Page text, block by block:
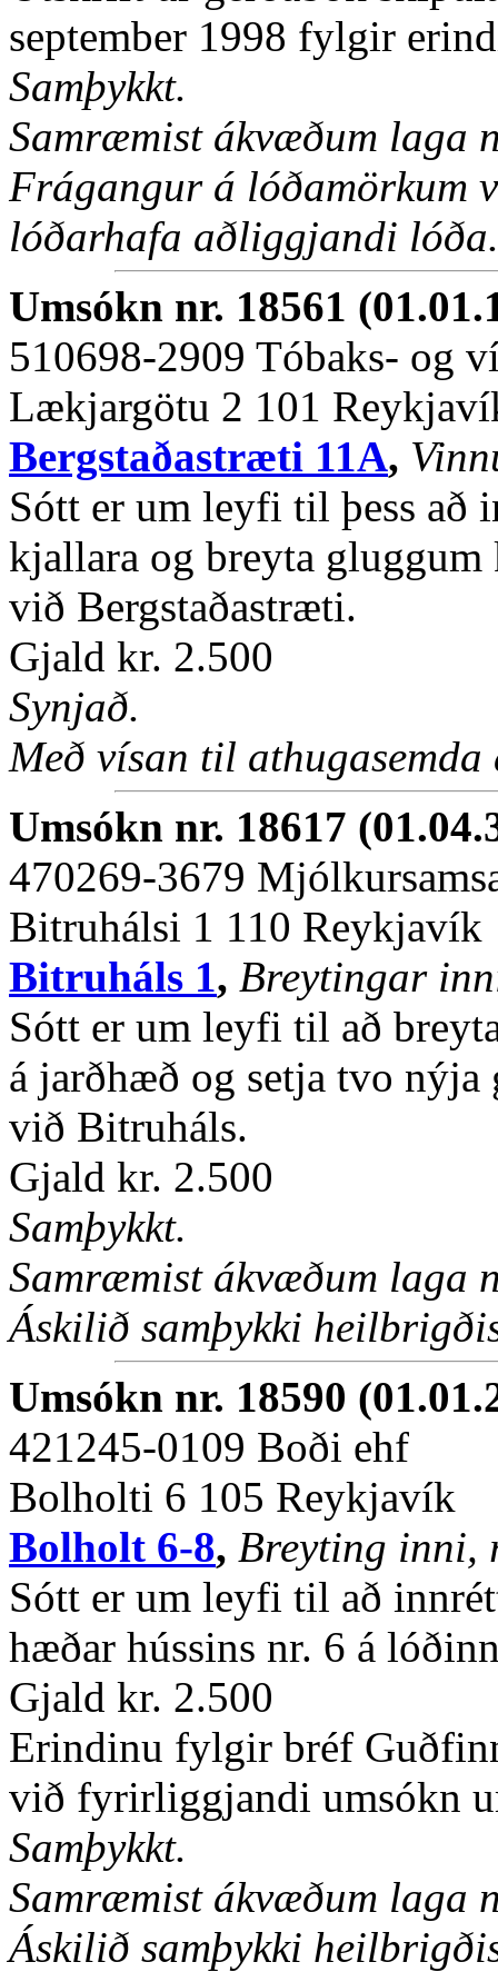
september 1998 fylgir
Samþykkt.
Samræmist ákvæðum laga
Frágangur á lóðamörkum
lóðarhafa aðliggjandi lóða.
Umsókn nr. 18561
510698-2909 Tóbaks- og
Lækjargötu 2 101
Bergstaðastræti 11A,
Sótt er um leyfi til þess að
kjallara og breyta
við Bergstaðastræti.
Gjald kr. 2.500
Synjað.
Með vísan til
Umsókn nr. 18617
470269-3679
Bitruhálsi 1 110 Reykjavík
Bitruháls 1, Breytingar
Sótt er um leyfi til að
á jarðhæð og setja tvo nýja
við Bitruháls.
Gjald kr. 2.500
Samþykkt.
Samræmist ákvæðum laga
Áskilið samþykki
Umsókn nr. 18590
421245-0109 Boði ehf
Bolholti 6 105 Reykjavík
Bolholt 6-8, Breyting inni,
Sótt er um leyfi til að
hæðar hússins nr. 6 á
Gjald kr. 2.500
Erindinu fylgir bréf
við fyrirliggjandi umsókn
Samþykkt.
Samræmist ákvæðum laga
Áskilið samþykki